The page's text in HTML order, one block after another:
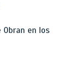
Obran en los